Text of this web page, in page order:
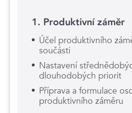
1. Produktivní záměr
Účel produktivního
součásti
Nastavení
dlouhodobých priorit
Příprava a formulace
produktivního záměru